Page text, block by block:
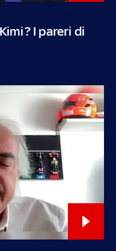
I pareri di